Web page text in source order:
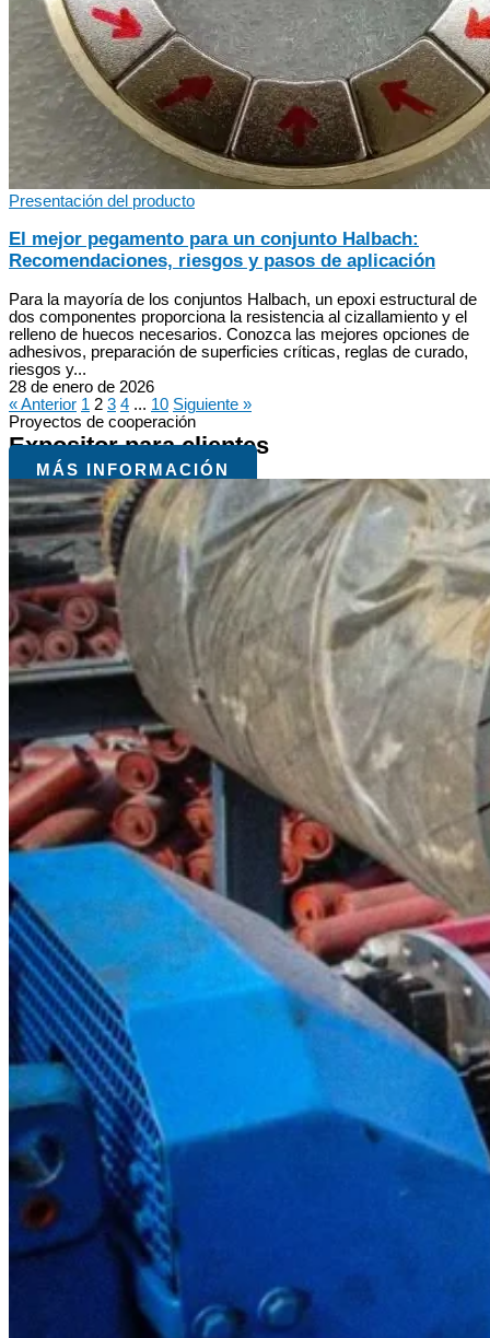
Presentación del producto
El mejor pegamento para un conjunto Halbach:
Recomendaciones, riesgos y pasos de aplicación
Para la mayoría de los conjuntos Halbach, un epoxi estructural de
dos componentes proporciona la resistencia al cizallamiento y el
relleno de huecos necesarios. Conozca las mejores opciones de
adhesivos, preparación de superficies críticas, reglas de curado,
riesgos y...
28 de enero de 2026
« Anterior 1 2 3 4 ... 10 Siguiente »
Proyectos de cooperación
Expositor para clientes
MÁS INFORMACIÓN